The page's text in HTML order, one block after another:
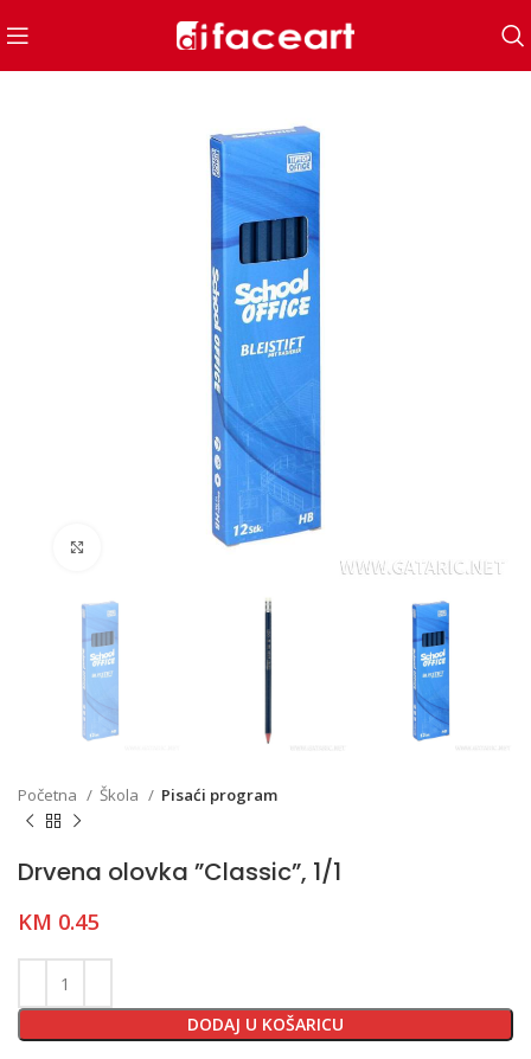
Click to enlarge
Početna Škola Pisaći program
Drvena olovka ”Classic”, 1/1
KM 0.45
DODAJ U KOŠARICU